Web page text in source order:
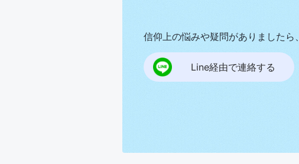
信仰上の悩みや疑問がありましたら
Line経由で連絡する